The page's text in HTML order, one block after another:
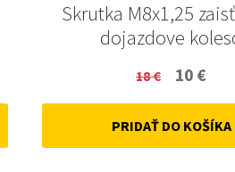
Skrutka M8x1,25
dojazdove
18€
Original
price
was:
10 €
is:
PRIDAŤ DO KOŠÍKA